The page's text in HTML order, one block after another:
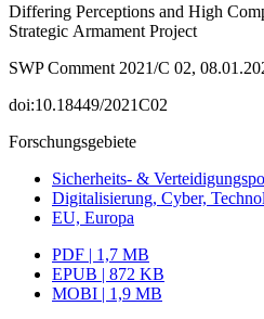
Differing Perceptions and High
Strategic Armament Project
SWP Comment 2021/C 02,
doi:10.18449/2021C02
Forschungsgebiete
Sicherheits- &
Digitalisierung, Cyber,
EU, Europa
PDF | 1,7 MB
EPUB | 872 KB
MOBI | 1,9 MB